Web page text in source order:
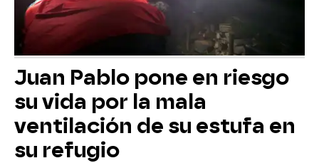
Juan Pablo pone en riesgo
su vida por la mala
ventilación de su estufa en
su refugio